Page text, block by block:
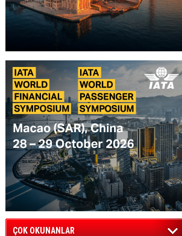
ÇOK OKUNANLAR